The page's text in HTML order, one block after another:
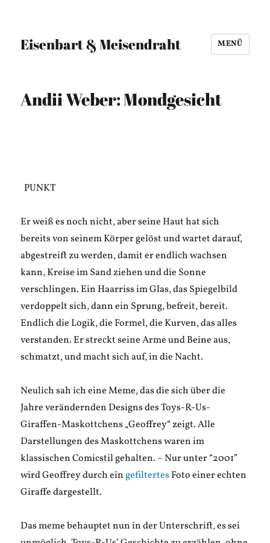
Eisenbart & Meisendraht MENÜ
Andii Weber: Mondgesicht
PUNKT
Er weiß es noch nicht, aber seine Haut hat sich
bereits von seinem Körper gelöst und wartet darauf,
abgestreift zu werden, damit er endlich wachsen
kann, Kreise im Sand ziehen und die Sonne
verschlingen. Ein Haarriss im Glas, das Spiegelbild
verdoppelt sich, dann ein Sprung, befreit, bereit.
Endlich die Logik, die Formel, die Kurven, das alles
verstanden. Er streckt seine Arme und Beine aus,
schmatzt, und macht sich auf, in die Nacht.
Neulich sah ich eine Meme, das die sich über die
Jahre verändernden Designs des Toys-R-Us-
Giraffen-Maskottchens „Geoffrey“ zeigt. Alle
Darstellungen des Maskottchens waren im
klassischen Comicstil gehalten. – Nur unter “2001”
wird Geoffrey durch eingefiltertesFoto einer echten
Giraffe dargestellt.
Das meme behauptet nun in der Unterschrift, es sei